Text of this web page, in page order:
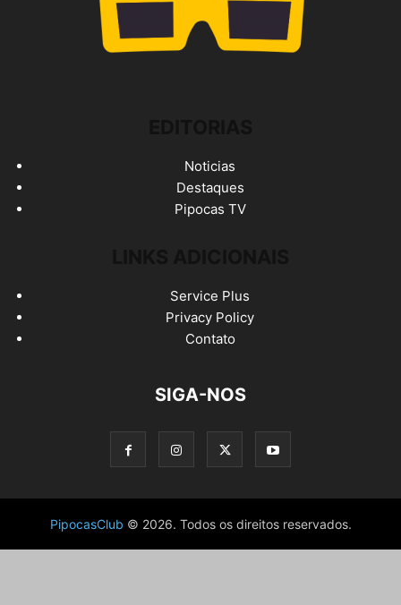
Noticias
Destaques
Pipocas TV
Service Plus
Privacy Policy
Contato
SIGA-NOS
PipocasClub © 2026. Todos os direitos reservados.